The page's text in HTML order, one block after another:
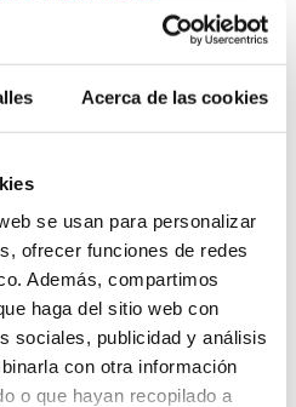
Acerca de las cookies
se usan para personalizar
ofrecer funciones de redes
Además, compartimos
haga del sitio web con
sociales, publicidad y análisis
con otra información
o que hayan recopilado a
Cantabria 2019
los 10 primeros